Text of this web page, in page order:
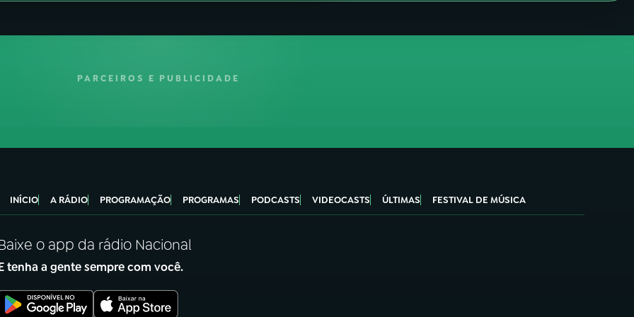
PARCEIROS E PUBLICIDADE
INÍCIO A RÁDIO PROGRAMAÇÃO PROGRAMAS PODCASTS VIDEOCASTS ÚLTIMAS FESTIVAL DE MÚSICA
o app da rádio Nacional
tenha a gente sempre com você.